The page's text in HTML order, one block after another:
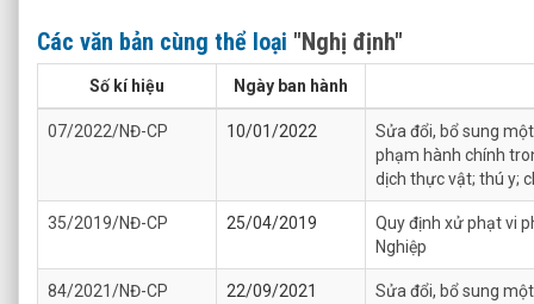
Các văn bản cùng thể loại "Nghị định"
Số kí hiệu Ngày ban hành
07/2022/NĐ-CP 10/01/2022
Sửa đổi, bổ sung
phạm hành chính
dịch thực vật; thú y;
35/2019/NĐ-CP 25/04/2019
Quy định xử phạt vi
Nghiệp
84/2021/NĐ-CP 22/09/2021
Sửa đổi, bổ sung